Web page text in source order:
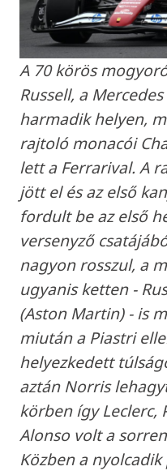
A 70 körös
Russell, a
harmadik helyen,
rajtoló monacói
lett a Ferrarival. A
jött el és az első
fordult be az első
versenyző
nagyon rosszul, a
ugyanis ketten -
(Aston Martin) - is
miután a Piastri
helyezkedett
aztán Norris
körben így Leclerc,
Alonso volt a
Közben a